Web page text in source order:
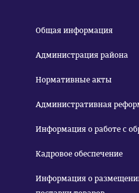
Общая информация
Администрация района
Нормативные акты
Административная
Информация о работе с
Кадровое обеспечение
Информация о